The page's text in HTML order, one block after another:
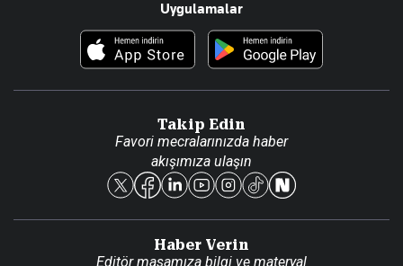
Foto Haber
Künye
Reklam Ver
Uygulamalar
Takip Edin
Favori mecralarınızda haber
akışımıza ulaşın
Haber Verin
Editör masamıza bilgi ve materyal